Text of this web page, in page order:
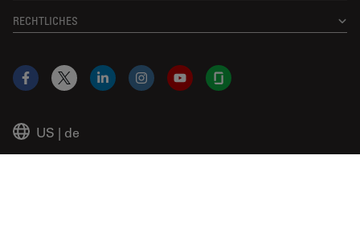
RECHTLICHES
US | de
Facebook
X LinkedInInstagramYouTubeGlassdoor